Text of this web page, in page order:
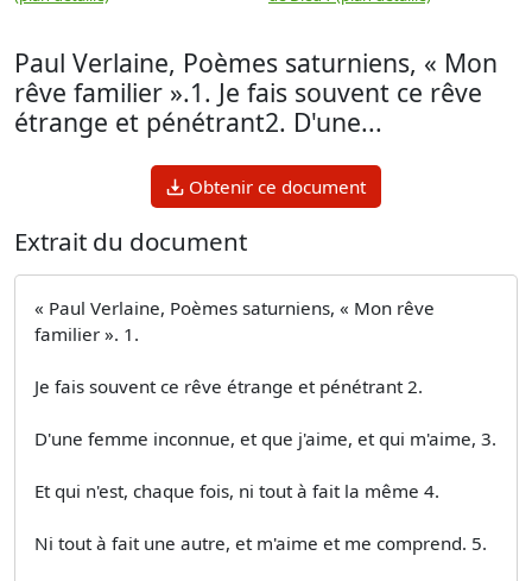
Paul Verlaine, Poèmes saturniens, « Mon
rêve familier ».1. Je fais souvent ce rêve
étrange et pénétrant2. D'une...
Obtenir ce document
Extrait du document
« Paul Verlaine, Poèmes saturniens, « Mon rêve
familier ». 1.
Je fais souvent ce rêve étrange et pénétrant 2.
D'une femme inconnue, et que j'aime, et qui m'aime, 3.
Et qui n'est, chaque fois, ni tout à fait la même 4.
Ni tout à fait une autre, et m'aime et me comprend. 5.